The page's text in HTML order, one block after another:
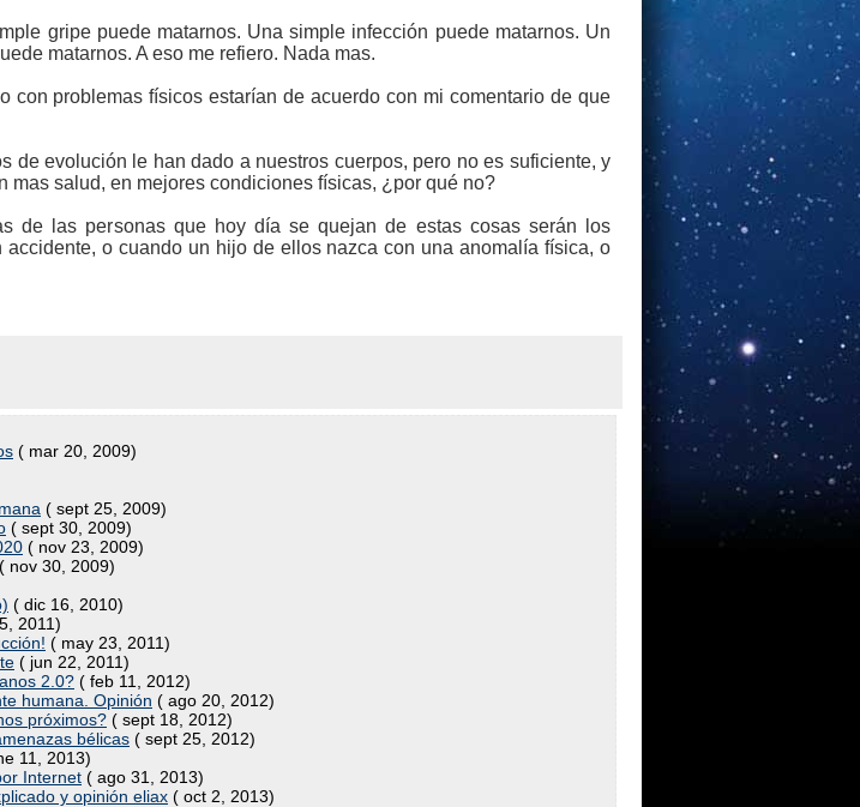
gripe puede matarnos. Una simple infección puede matarnos. Un
matarnos. A eso me refiero. Nada mas.
problemas físicos estarían de acuerdo con mi comentario de que
de evolución le han dado a nuestros cuerpos, pero no es suficiente, y
salud, en mejores condiciones físicas, ¿por qué no?
de las personas que hoy día se quejan de estas cosas serán los
o cuando un hijo de ellos nazca con una anomalía física, o
( mar 20, 2009)
( sept 25, 2009)
( sept 30, 2009)
( nov 23, 2009)
( nov 30, 2009)
( dic 16, 2010)
2011)
( may 23, 2011)
( jun 22, 2011)
2.0? ( feb 11, 2012)
humana. Opinión ( ago 20, 2012)
próximos? ( sept 18, 2012)
bélicas ( sept 25, 2012)
11, 2013)
Internet ( ago 31, 2013)
y opinión eliax ( oct 2, 2013)